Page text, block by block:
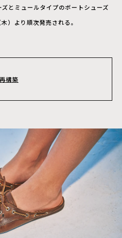
とミュールタイプのボートシューズ
）より順次発売される。
構築